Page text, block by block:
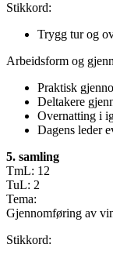
Stikkord:
Trygg tur og
Arbeidsform og
Praktisk
Deltakere
Overnatting i
Dagens leder
5. samling
TmL: 12
TuL: 2
Tema:
Gjennomføring av
Stikkord: